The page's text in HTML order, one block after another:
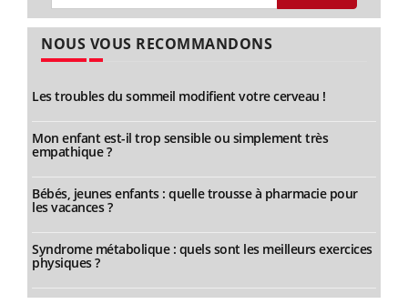
NOUS VOUS RECOMMANDONS
Les troubles du sommeil modifient votre cerveau !
Mon enfant est-il trop sensible ou simplement très
empathique ?
Bébés, jeunes enfants : quelle trousse à pharmacie pour
les vacances ?
Syndrome métabolique : quels sont les meilleurs exercices
physiques ?